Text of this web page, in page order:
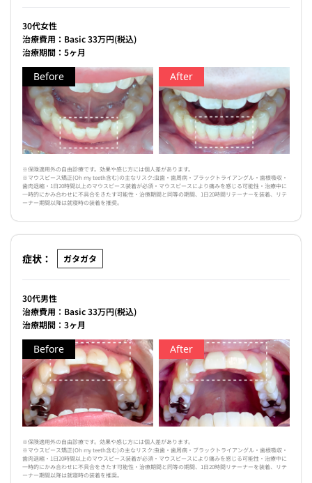
30代女性
治療費用：Basic 33万円(税込)
治療期間：5ヶ月
Before After
※保険適用外の自由診療です。効果や感じ方には個人差があります。
※マウスピース矯正(Oh my teeth含む)の主なリスク:虫歯・歯周病・ブラックトライアングル・歯根吸収・
歯肉退縮・1日20時間以上のマウスピース装着が必須・マウスピースにより痛みを感じる可能性・治療中に
一時的にかみ合わせに不具合をきたす可能性・治療期間と同等の期間、1日20時間リテーナーを装着、リテ
ーナー期間以降は就寝時の装着を推奨。
症状： ガタガタ
30代男性
治療費用：Basic 33万円(税込)
治療期間：3ヶ月
Before After
※保険適用外の自由診療です。効果や感じ方には個人差があります。
※マウスピース矯正(Oh my teeth含む)の主なリスク:虫歯・歯周病・ブラックトライアングル・歯根吸収・
歯肉退縮・1日20時間以上のマウスピース装着が必須・マウスピースにより痛みを感じる可能性・治療中に
一時的にかみ合わせに不具合をきたす可能性・治療期間と同等の期間、1日20時間リテーナーを装着、リテ
ーナー期間以降は就寝時の装着を推奨。